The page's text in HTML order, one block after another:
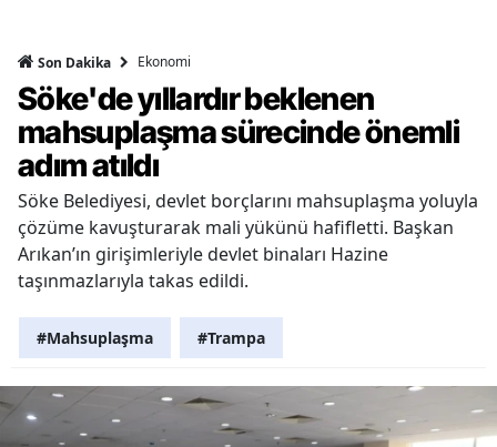
Son Dakika Ekonomi
Söke'de yıllardır beklenen
mahsuplaşma sürecinde önemli
adım atıldı
Söke Belediyesi, devlet borçlarını mahsuplaşma yoluyla
çözüme kavuşturarak mali yükünü hafifletti. Başkan
Arıkan’ın girişimleriyle devlet binaları Hazine
taşınmazlarıyla takas edildi.
#Mahsuplaşma #Trampa